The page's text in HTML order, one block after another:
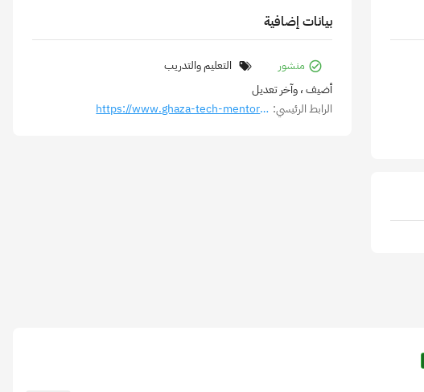
بيانات إضافية
منشور
التعليم والتدريب
أضيف، وآخر تعديل
الرابط الرئيسي: https://www.ghaza-tech-mentorship.com/